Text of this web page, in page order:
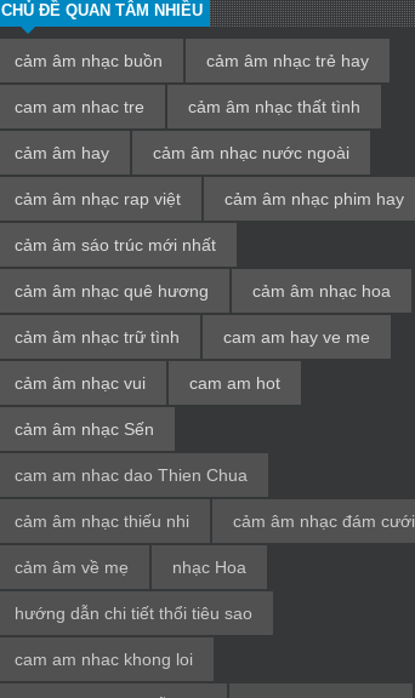
CHỦ ĐỀ QUAN TÂM NHIỀU
cảm âm nhạc buồn cảm âm nhạc trẻ hay
cam am nhac tre cảm âm nhạc thất tình
cảm âm hay cảm âm nhạc nước ngoài
cảm âm nhạc rap việt cảm âm nhạc phim hay
cảm âm sáo trúc mới nhất
cảm âm nhạc quê hương cảm âm nhạc hoa
cảm âm nhạc trữ tình cam am hay ve me
cảm âm nhạc vui cam am hot
cảm âm nhạc Sến
cam am nhac dao Thien Chua
cảm âm nhạc thiếu nhi cảm âm nhạc đám cưới
cảm âm về mẹ nhạc Hoa
hướng dẫn chi tiết thổi tiêu sao
cam am nhac khong loi